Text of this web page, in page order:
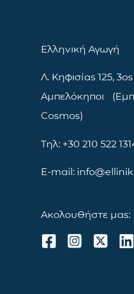
Ελληνική Αγωγή
Λ. Κηφισίας 125,
Αμπελόκηποι
Cosmos)
Τηλ: +30 210 522
E-mail:
Ακολουθήστε μας: